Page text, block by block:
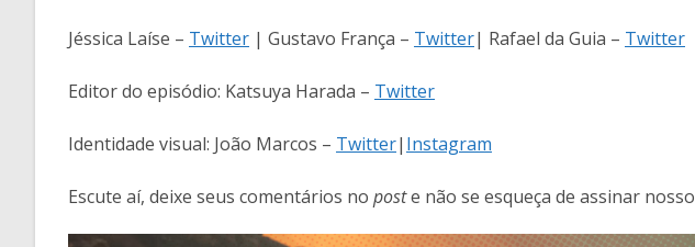
Jéssica Laíse – Twitter | Gustavo França – Twitter| Rafael da Guia – Twitter
Editor do episódio: Katsuya Harada – Twitter
Identidade visual: João Marcos – Twitter| Instagram
Escute aí, deixe seus comentários no poste não se esqueça de assinar nosso